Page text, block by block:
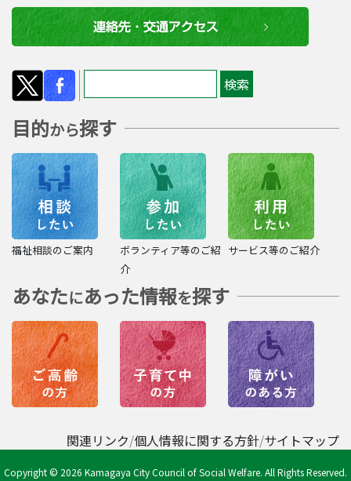
目的から探す
福祉相談のご案内
ボランティア等のご紹
介
サービス等のご紹介
あなたにあった情報を探す
関連リンク 個人情報に関する方針 サイトマップ
Copyright © 2026 Kamagaya City Council of Social Welfare. All Rights Reserved.